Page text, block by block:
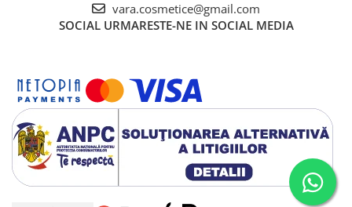
vara.cosmetice@gmail.com
SOCIAL URMARESTE-NE IN SOCIAL MEDIA